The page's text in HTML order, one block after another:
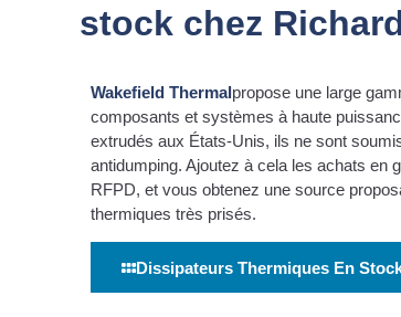
stock chez
Wakefield Thermalpropose une large
composants et systèmes à haute
extrudés aux États-Unis, ils ne sont
antidumping. Ajoutez à cela les achats en
RFPD, et vous obtenez une source
thermiques très prisés.
Dissipateurs Thermiques En